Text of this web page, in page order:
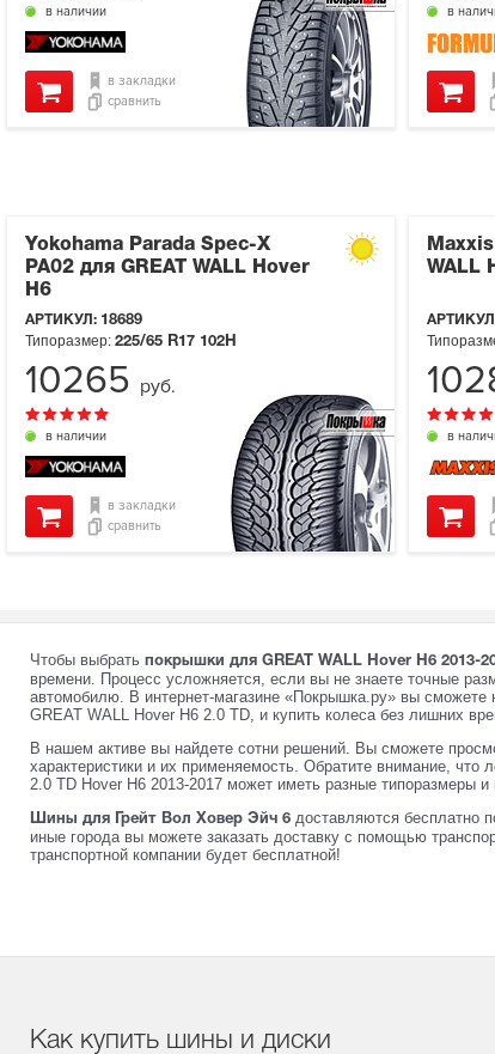
в наличии
в закладки
сравнить
в
Yokohama Parada Spec-X
PA02 для GREAT WALL Hover
H6
АРТИКУЛ: 18689
в наличии
Типоразмер: 225/65 R17 102H
в закладки
сравнить
10265 руб.
WALL
в
Чтобы выбрать покрышки для GREAT WALL Hover H6 2013-
времени. Процесс усложняется, если вы не знаете точные
автомобилю. В интернет-магазине «Покрышка.ру» вы
GREAT WALL Hover H6 2.0 TD, и купить колеса без лишних
В нашем активе вы найдете сотни решений. Вы сможете
характеристики и их применяемость. Обратите внимание, что
2.0 TD Hover H6 2013-2017 может иметь разные типоразмеры и
Шины для Грейт Вол Ховер Эйч 6 доставляются бесплатно
иные города вы можете заказать доставку с помощью
транспортной компании будет бесплатной!
Как купить шины и диски